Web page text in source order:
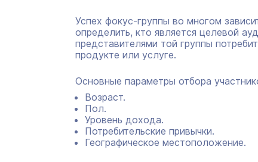
Успех фокус-группы во многом
определить, кто является целевой
представителями той группы
продукте или услуге.
Основные параметры отбора
Возраст.
Пол.
Уровень дохода.
Потребительские привычки.
Географическое местоположение.